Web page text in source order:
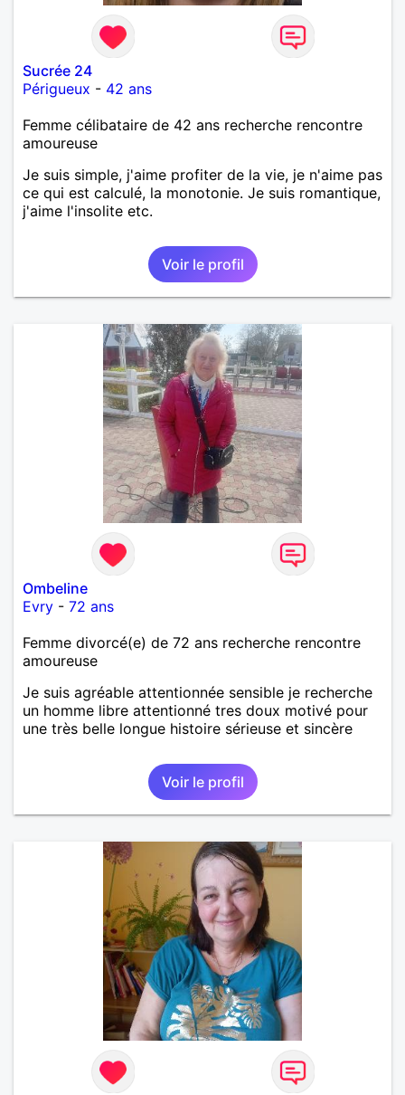
Sucrée 24
Périgueux - 42 ans
Femme célibataire de 42 ans recherche rencontre
amoureuse
Je suis simple, j'aime profiter de la vie, je n'aime pas
ce qui est calculé, la monotonie. Je suis romantique,
j'aime l'insolite etc.
Voir le profil
Ombeline
Evry - 72 ans
Femme divorcé(e) de 72 ans recherche rencontre
amoureuse
Je suis agréable attentionnée sensible je recherche
un homme libre attentionné tres doux motivé pour
une très belle longue histoire sérieuse et sincère
Voir le profil